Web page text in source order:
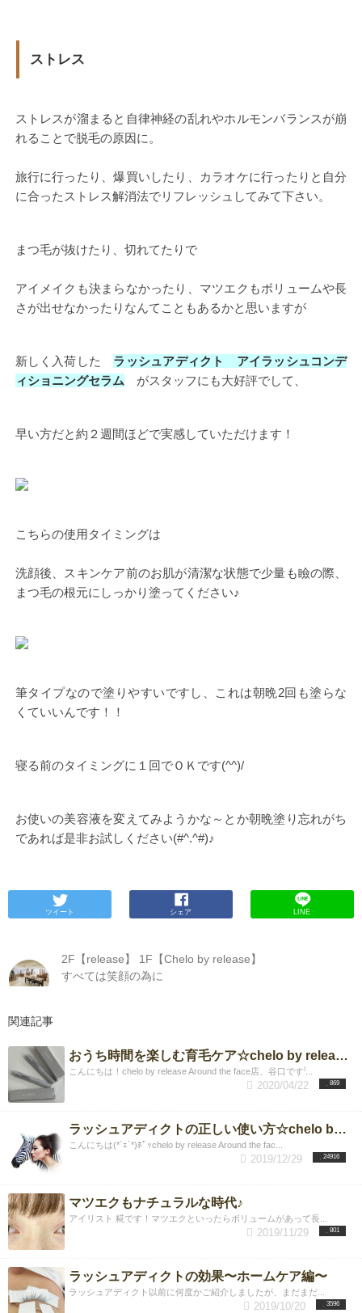
ストレス
ストレスが溜まると自律神経の乱れやホルモンバランスが崩
れることで脱毛の原因に。
旅行に行ったり、爆買いしたり、カラオケに行ったりと自分
に合ったストレス解消法でリフレッシュしてみて下さい。
まつ毛が抜けたり、切れてたりで
アイメイクも決まらなかったり、マツエクもボリュームや長
さが出せなかったりなんてこともあるかと思いますが
新しく入荷した ラッシュアディクト アイラッシュコンデ
ィショニングセラム がスタッフにも大好評でして、
早い方だと約２週間ほどで実感していただけます！
こちらの使用タイミングは
洗顔後、スキンケア前のお肌が清潔な状態で少量も瞼の際、
まつ毛の根元にしっかり塗ってください♪
筆タイプなので塗りやすいですし、これは朝晩2回も塗らな
くていいんです！！
寝る前のタイミングに１回でＯＫです(^^)/
お使いの美容液を変えてみようかな～とか朝晩塗り忘れがち
であれば是非お試しください(#^.^#)♪
ツイート シェア LINE
2F【release】 1F【Chelo by release】
すべては笑顔の為に
関連記事
おうち時間を楽しむ育毛ケア☆chelo by release Around the face
こんにちは！chelo by release Around the face店、谷口です⁽...
869
2020/04/22
ラッシュアディクトの正しい使い方☆chelo by release Around the face店
こんにちは(*´ｪ`*)ﾎﾟｯchelo by release Around the fac...
24916
2019/12/29
マツエクもナチュラルな時代♪
アイリスト 糀です！マツエクといったらボリュームがあって長...
801
2019/11/29
ラッシュアディクトの効果〜ホームケア編〜
ラッシュアディクト以前に何度かご紹介しましたが、まだまだ...
3596
2019/10/20